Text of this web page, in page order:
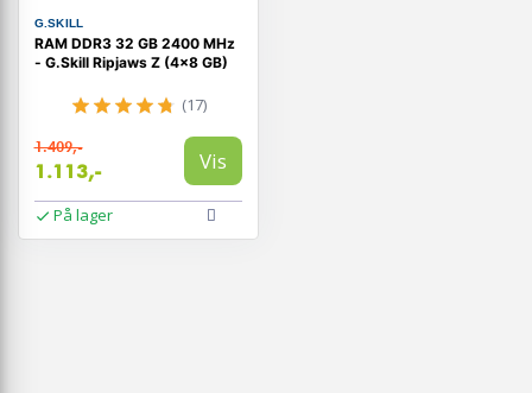
G.SKILL
RAM DDR3 32 GB 2400 MHz
- G.Skill Ripjaws Z (4×8 GB)
(17)
1.409,-
1.113,- Vis
På lager